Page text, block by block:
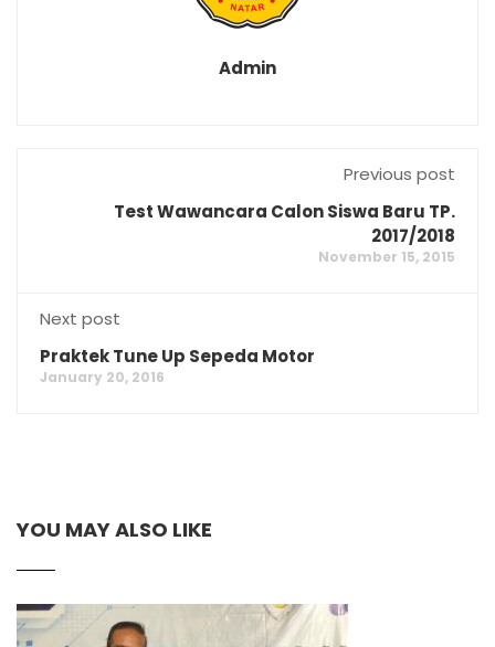
Admin
Previous post
Test Wawancara Calon Siswa Baru TP.
2017/2018
November 15, 2015
Next post
Praktek Tune Up Sepeda Motor
January 20, 2016
YOU MAY ALSO LIKE